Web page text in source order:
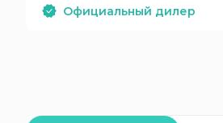
Официальный дилер